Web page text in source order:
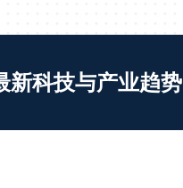
新科技与产业趋势